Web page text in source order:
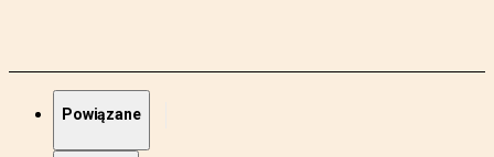
Powiązane